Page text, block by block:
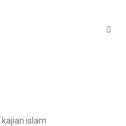
kajian islam